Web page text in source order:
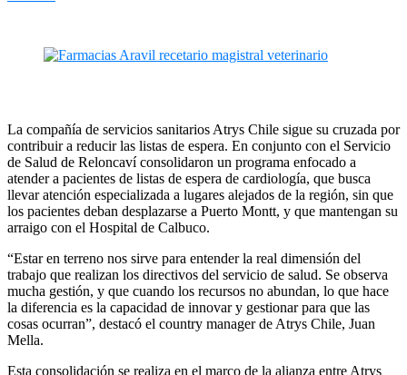
La compañía de servicios sanitarios Atrys Chile sigue su cruzada por
contribuir a reducir las listas de espera. En conjunto con el Servicio
de Salud de Reloncaví consolidaron un programa enfocado a
atender a pacientes de listas de espera de cardiología, que busca
llevar atención especializada a lugares alejados de la región, sin que
los pacientes deban desplazarse a Puerto Montt, y que mantengan su
arraigo con el Hospital de Calbuco.
“Estar en terreno nos sirve para entender la real dimensión del
trabajo que realizan los directivos del servicio de salud. Se observa
mucha gestión, y que cuando los recursos no abundan, lo que hace
la diferencia es la capacidad de innovar y gestionar para que las
cosas ocurran”, destacó el country manager de Atrys Chile, Juan
Mella.
Esta consolidación se realiza en el marco de la alianza entre Atrys